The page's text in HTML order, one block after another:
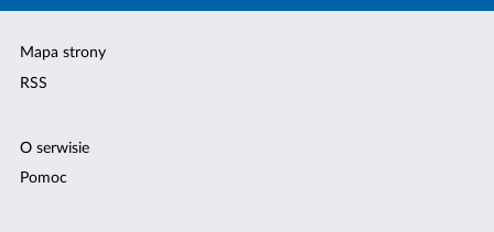
Mapa strony
RSS
O serwisie
Pomoc